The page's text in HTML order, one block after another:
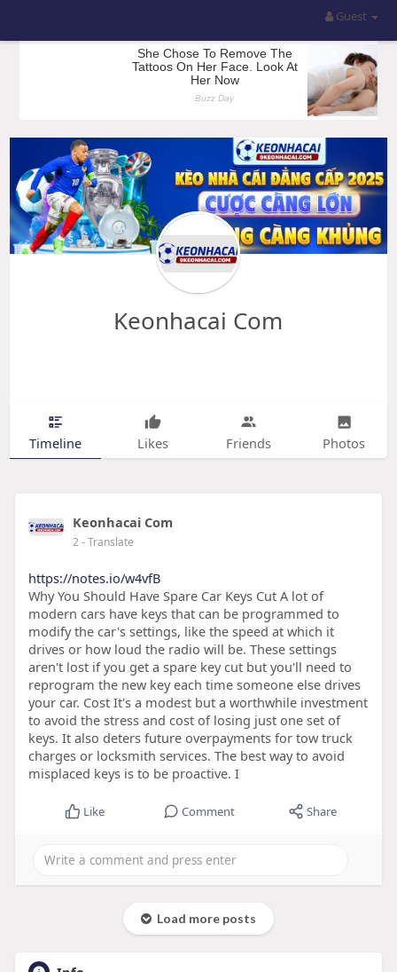
Guest
Keonhacai Com
Timeline Likes Friends Photos
Keonhacai Com
2- Translate
https://notes.io/w4vfB
Why You Should Have Spare Car Keys Cut A lot of
modern cars have keys that can be programmed to
modify the car's settings, like the speed at which it
drives or how loud the radio will be. These settings
aren't lost if you get a spare key cut but you'll need to
reprogram the new key each time someone else drives
your car. Cost It's a modest but a worthwhile investment
to avoid the stress and cost of losing just one set of
keys. It also deters future overpayments for tow truck
charges or locksmith services. The best way to avoid
misplaced keys is to be proactive. I
Like Comment Share
Load more posts